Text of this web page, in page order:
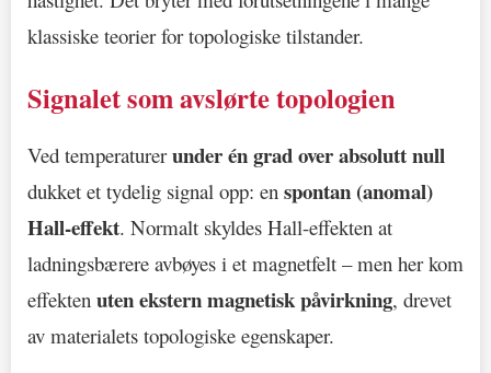
klassiske teorier for topologiske tilstander.
Signalet som avslørte topologien
Ved temperaturerunder én grad over absolutt null
dukket et tydelig signal opp: en spontan (anomal)
Hall-effekt. Normalt skyldes Hall-effekten at
ladningsbærere avbøyes i et magnetfelt – men her kom
effekten uten ekstern magnetisk påvirkning, drevet
av materialets topologiske egenskaper.